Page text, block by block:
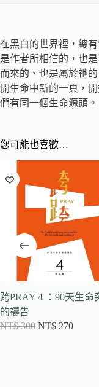
在黑白的世界裡，總
是作者所相信的，也
而來的、也是屬於祂
開生命中新的一頁，
們有同一個生命源頭。
您可能也喜歡…
跨PRAY 4 ：90天生命
的禱告
NT$300 NT$ 270